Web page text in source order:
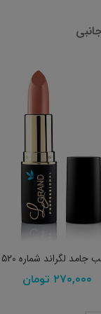
افزودن به سبد خرید
جامد لگراند شماره 520
۲۷۰,۰۰۰ تومان